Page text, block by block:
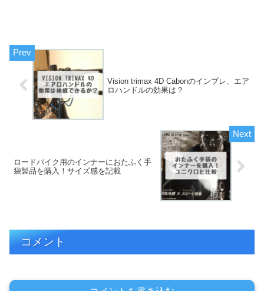
Vision trimax 4D Cabonのインプレ、エア
ロハンドルの効果は？
ロードバイク用のインナーにおたふく手
袋製品を購入！サイズ感を記載
コメント